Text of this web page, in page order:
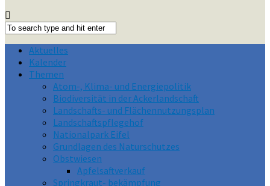
Aktuelles
Kalender
Themen
Atom-, Klima- und Energiepolitik
Biodiversität in der Ackerlandschaft
Landschafts- und Flächennutzungsplan
Landschaftspflegehof
Nationalpark Eifel
Grundlagen des Naturschutzes
Obstwiesen
Apfelsaftverkauf
Springkraut- bekämpfung